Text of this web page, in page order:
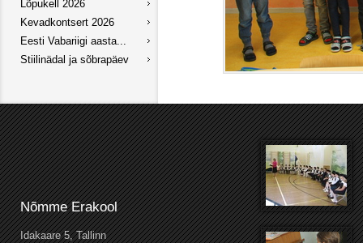
Lõpukell 2026
Kevadkontsert 2026
Eesti Vabariigi aasta...
Stiilinädal ja sõbrapäev
Nõmme Erakool
Idakaare 5, Tallinn